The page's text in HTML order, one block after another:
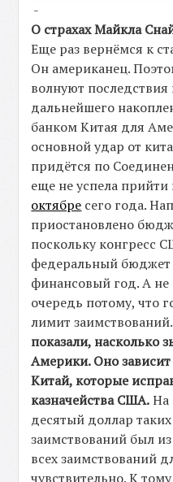
-
О страхах Майкла
Еще раз вернёмся к
Он американец.
волнуют
дальнейшего
банком Китая для
основной удар от
придётся по
еще не успела прийти
октябре сего года.
приостановлено
поскольку конгресс
федеральный бюджет
финансовый год. А
очередь потому, что
лимит заимствований.
показали, насколько
Америки. Оно зависит
Китай, которые
казначейства США.На
десятый доллар
заимствований был
всех заимствований
чувствительно. К